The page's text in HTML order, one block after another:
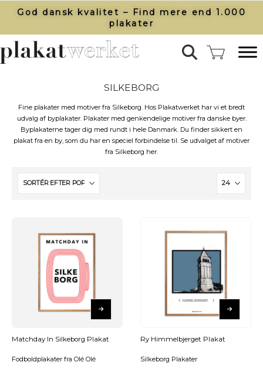
God dansk kvalitet – Find mere end 1.000
plakater​
SILKEBORG
Fine plakater med motiver fra Silkeborg. Hos Plakatwerket har vi et bredt
udvalg af byplakater. Plakater med genkendelige motiver fra danske byer.
Byplakaterne tager dig med rundt i hele Danmark. Du finder sikkert en
plakat fra en by, som du har en speciel forbindelse til. Se udvalget af motiver
fra Silkeborg her.
Matchday In Silkeborg Plakat
Fodboldplakater fra Olé Olé
Ry Himmelbjerget Plakat
Silkeborg Plakater